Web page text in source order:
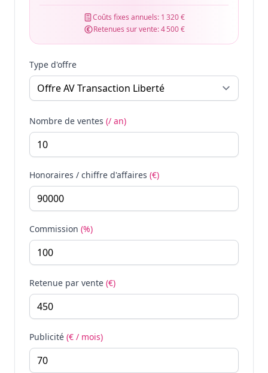
Coûts fixes annuels: 1 320 €
Retenues sur vente:4 500 €
Type d'offre
Nombre de ventes (/ an)
Honoraires / chiffre d'affaires (€)
Commission (%)
Retenue par vente (€)
Publicité (€ / mois)